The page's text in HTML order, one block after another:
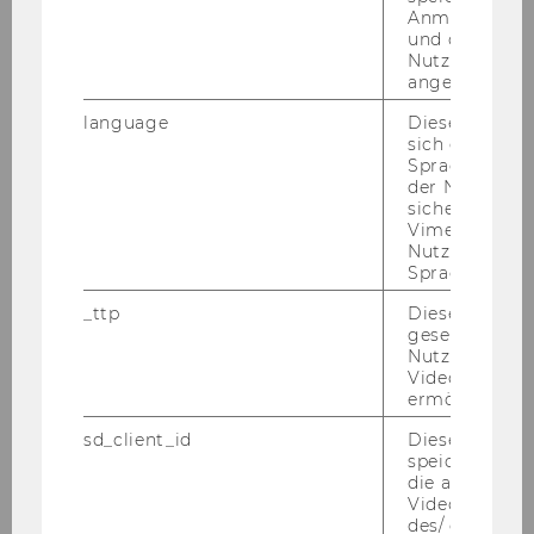
MORe – Meet Our Researchers 2024
und ob sich
Nutzer*in
angemeldet
language
Dieses
sich die
der
Vimeo in der
Nutzer
Sprache
_ttp
Dieser
gesetzt, um
Nutzung des
Videoplayers
ermöglichen
sd_client_id
Dieses Cookie
speichert
die aktuellen
des/ der